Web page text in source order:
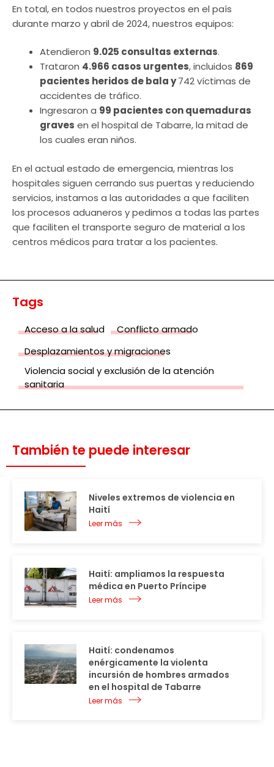
En total, en todos nuestros proyectos en el país
durante marzo y abril de 2024, nuestros equipos:
Atendieron 9.025 consultas externas.
Trataron 4.966 casos urgentes, incluidos 869
pacientes heridos de bala y742 víctimas de
accidentes de tráfico.
Ingresaron a 99 pacientes con quemaduras
graves en el hospital de Tabarre, la mitad de
los cuales eran niños.
En el actual estado de emergencia, mientras los
hospitales siguen cerrando sus puertas y reduciendo
servicios, instamos a las autoridades a que faciliten
los procesos aduaneros y pedimos a todas las partes
que faciliten el transporte seguro de material a los
centros médicos para tratar a los pacientes.
Tags
Acceso a la salud
Conflicto armado
Desplazamientos y migraciones
Violencia social y exclusión de la atención
sanitaria
También te puede interesar
Niveles extremos de violencia en
Haití
Leer más
Haití: ampliamos la respuesta
médica en Puerto Príncipe
Leer más
Haití: condenamos
enérgicamente la violenta
incursión de hombres armados
en el hospital de Tabarre
Leer más